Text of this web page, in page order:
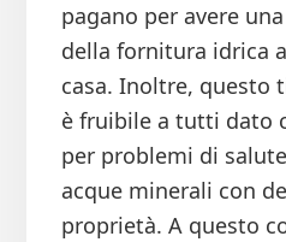
pagano per avere
della fornitura idrica
casa. Inoltre, questo
è fruibile a tutti dato
per problemi di
acque minerali con
proprietà. A questo